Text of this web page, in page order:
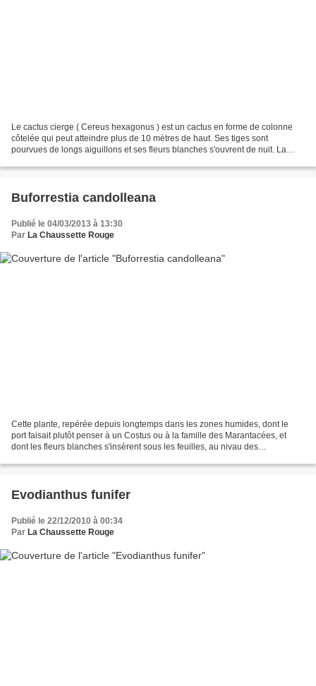
Le cactus cierge ( Cereus hexagonus ) est un cactus en forme de colonne
côtelée qui peut atteindre plus de 10 mètres de haut. Ses tiges sont
pourvues de longs aiguillons et ses fleurs blanches s'ouvrent de nuit. La
Buforrestia candolleana
Publié le 04/03/2013 à 13:30
Par La Chaussette Rouge
Cette plante, repérée depuis longtemps dans les zones humides, dont le
port faisait plutôt penser à un Costus ou à la famille des Marantacées, et
dont les fleurs blanches s'insèrent sous les feuilles, au nivau des
Evodianthus funifer
Publié le 22/12/2010 à 00:34
Par La Chaussette Rouge